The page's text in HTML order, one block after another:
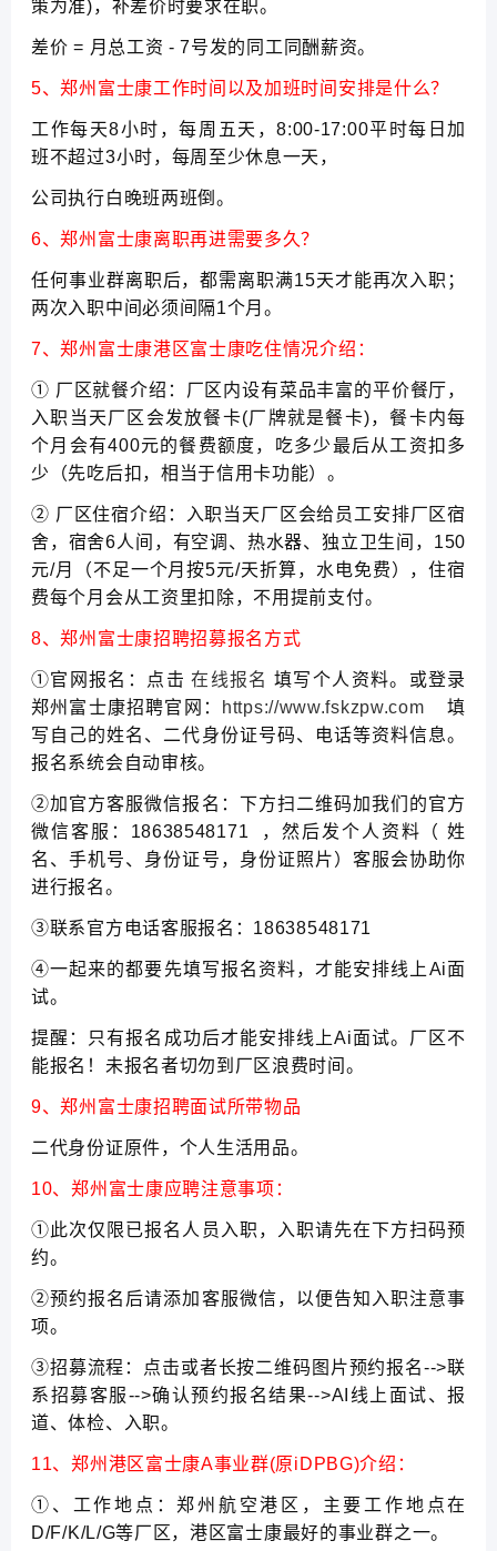
策为准)，补差价时要求在职。
差价 = 月总工资 - 7号发的同工同酬薪资。
5、郑州富士康工作时间以及加班时间安排是什么？
工作每天8小时，每周五天，8:00-17:00平时每日加
班不超过3小时，每周至少休息一天，
公司执行白晚班两班倒。
6、郑州富士康离职再进需要多久？
任何事业群离职后，都需离职满15天才能再次入职；
两次入职中间必须间隔1个月。
7、郑州富士康港区富士康吃住情况介绍：
① 厂区就餐介绍：厂区内设有菜品丰富的平价餐厅，
入职当天厂区会发放餐卡(厂牌就是餐卡)，餐卡内每
个月会有400元的餐费额度，吃多少最后从工资扣多
少（先吃后扣，相当于信用卡功能）。
② 厂区住宿介绍：入职当天厂区会给员工安排厂区宿
舍，宿舍6人间，有空调、热水器、独立卫生间，150
元/月（不足一个月按5元/天折算，水电免费），住宿
费每个月会从工资里扣除，不用提前支付。
8、郑州富士康招聘招募报名方式
①官网报名：点击在线报名 填写个人资料。或登录
郑州富士康招聘官网：
https://www.fskzpw.com 填
写自己的姓名、二代身份证号码、电话等资料信息。
报名系统会自动审核。
②加官方客服微信报名：下方扫二维码加我们的官方
微信客服：18638548171 ，然后发个人资料（ 姓
名、手机号、身份证号，身份证照片）客服会协助你
进行报名。
③联系官方电话客服报名：18638548171
④一起来的都要先填写报名资料，才能安排线上Ai面
试。
提醒：只有报名成功后才能安排线上Ai面试。厂区不
能报名！未报名者切勿到厂区浪费时间。
9、郑州富士康招聘面试所带物品
二代身份证原件，个人生活用品。
10、郑州富士康应聘注意事项：
①此次仅限已报名人员入职，入职请先在下方扫码预
约。
②预约报名后请添加客服微信，以便告知入职注意事
项。
③招募流程：点击或者长按二维码图片预约报名-->联
系招募客服-->确认预约报名结果-->AI线上面试、报
道、体检、入职。
11、郑州港区富士康A事业群(原iDPBG)介绍：
①、工作地点：郑州航空港区，主要工作地点在
D/F/K/L/G等厂区，港区富士康最好的事业群之一。